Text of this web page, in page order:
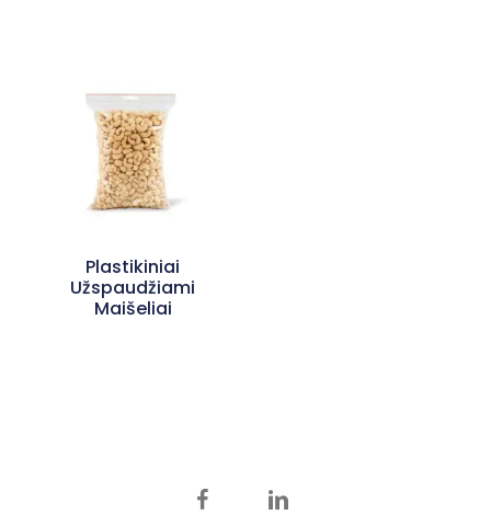
Plastikiniai
Užspaudžiami
Maišeliai